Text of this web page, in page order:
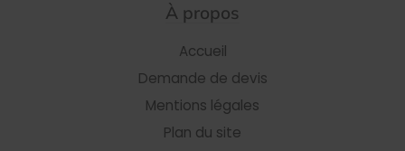
À propos
Accueil
Demande de devis
Mentions légales
Plan du site